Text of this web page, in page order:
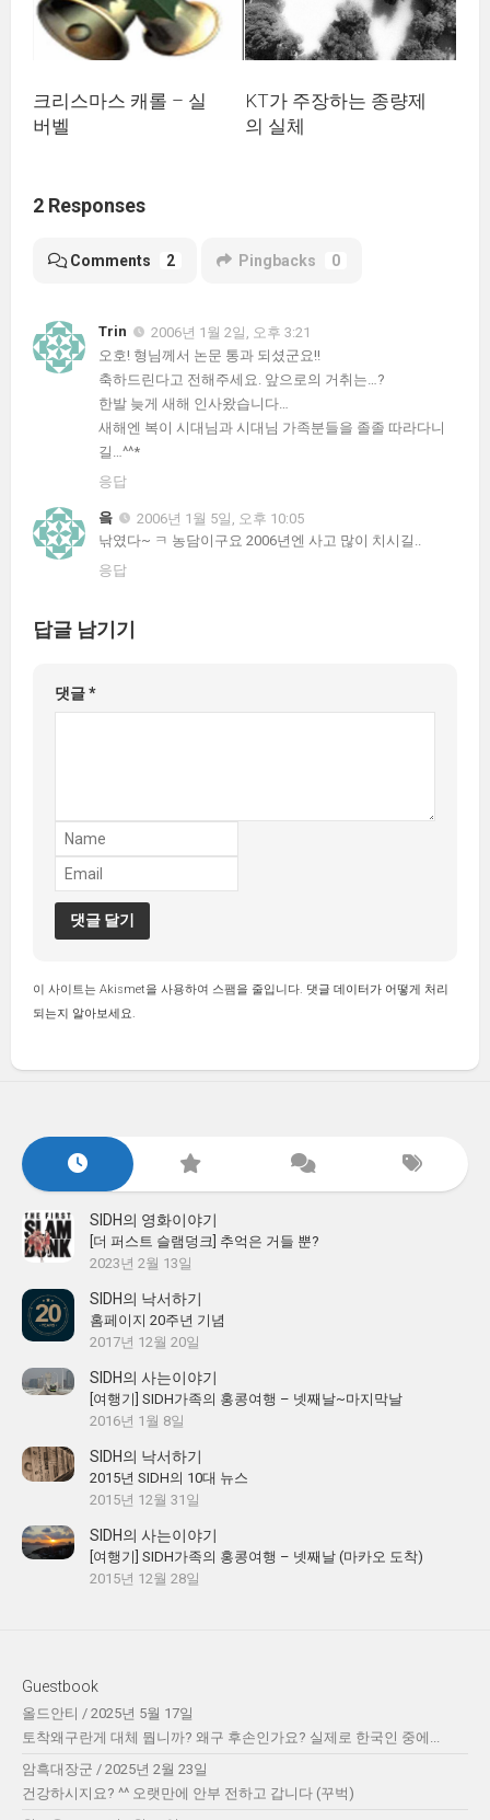
크리스마스 캐롤 – 실
버벨
KT가 주장하는 종량제
의 실체
2 Responses
Comments 2 Pingbacks 0
Trin
2006년 1월 2일, 오후 3:21
오호! 형님께서 논문 통과 되셨군요!!
축하드린다고 전해주세요. 앞으로의 거취는…?
한발 늦게 새해 인사왔습니다…
새해엔 복이 시대님과 시대님 가족분들을 졸졸 따라다니
길…^^*
응답
읔
2006년 1월 5일, 오후 10:05
낚였다~ ㅋ 농담이구요 2006년엔 사고 많이 치시길..
응답
답글 남기기
댓글*
이 사이트는 Akismet을 사용하여 스팸을 줄입니다. 댓글 데이터가 어떻게 처리
되는지 알아보세요.
SIDH의 영화이야기
[더 퍼스트 슬램덩크] 추억은 거들 뿐?
2023년 2월 13일
SIDH의 낙서하기
홈페이지 20주년 기념
2017년 12월 20일
SIDH의 사는이야기
[여행기] SIDH가족의 홍콩여행 – 넷째날~마지막날
2016년 1월 8일
SIDH의 낙서하기
2015년 SIDH의 10대 뉴스
2015년 12월 31일
SIDH의 사는이야기
[여행기] SIDH가족의 홍콩여행 – 넷째날 (마카오 도착)
2015년 12월 28일
Guestbook
올드안티 / 2025년 5월 17일
토착왜구란게 대체 뭡니까? 왜구 후손인가요? 실제로 한국인 중에...
암흑대장군 / 2025년 2월 23일
건강하시지요? ^^ 오랫만에 안부 전하고 갑니다 (꾸벅)